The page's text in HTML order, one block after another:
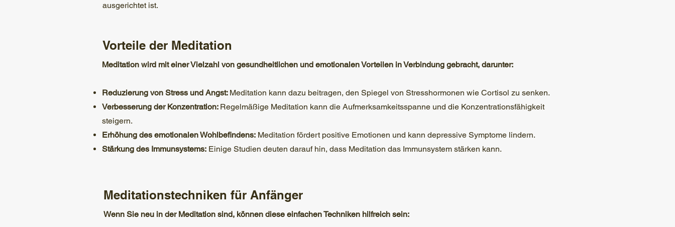
ausgerichtet ist.
Vorteile der Meditation
Meditation wird mit einer Vielzahl von gesundheitlichen und emotionalen Vorteilen in Verbindung gebracht, darunter:
Reduzierung von Stress und Angst: Meditation kann dazu beitragen, den Spiegel von Stresshormonen wie Cortisol zu senken.
Verbesserung der Konzentration: Regelmäßige Meditation kann die Aufmerksamkeitsspanne und die Konzentrationsfähigkeit
steigern.
Erhöhung des emotionalen Wohlbefindens: Meditation fördert positive Emotionen und kann depressive Symptome lindern.
Stärkung des Immunsystems: Einige Studien deuten darauf hin, dass Meditation das Immunsystem stärken kann.
Meditationstechniken für Anfänger
Wenn Sie neu in der Meditation sind, können diese einfachen Techniken hilfreich sein: